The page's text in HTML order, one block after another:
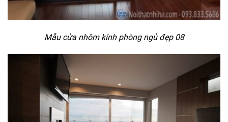
Mẫu cửa nhôm kính phòng ngủ đẹp 08